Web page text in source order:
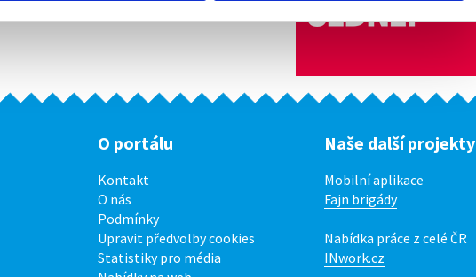
O portálu
Kontakt
O nás
Podmínky
Upravit předvolby cookies
Statistiky pro média
Naše další projekty
Mobilní aplikace
Fajn brigády
Nabídka práce z celé ČR
INwork.cz